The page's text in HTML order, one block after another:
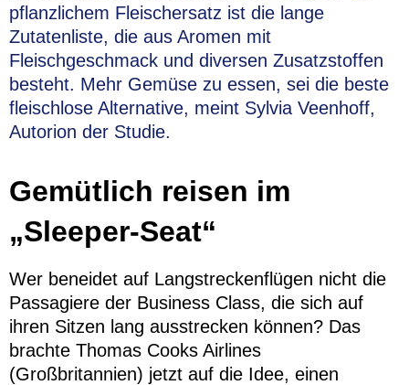
pflanzlichem Fleischersatz ist die lange
Zutatenliste, die aus Aromen mit
Fleischgeschmack und diversen Zusatzstoffen
besteht. Mehr Gemüse zu essen, sei die beste
fleischlose Alternative, meint Sylvia Veenhoff,
Autorion der Studie.
Gemütlich reisen im
„Sleeper-Seat“
Wer beneidet auf Langstreckenflügen nicht die
Passagiere der Business Class, die sich auf
ihren Sitzen lang ausstrecken können? Das
brachte Thomas Cooks Airlines
(Großbritannien) jetzt auf die Idee, einen